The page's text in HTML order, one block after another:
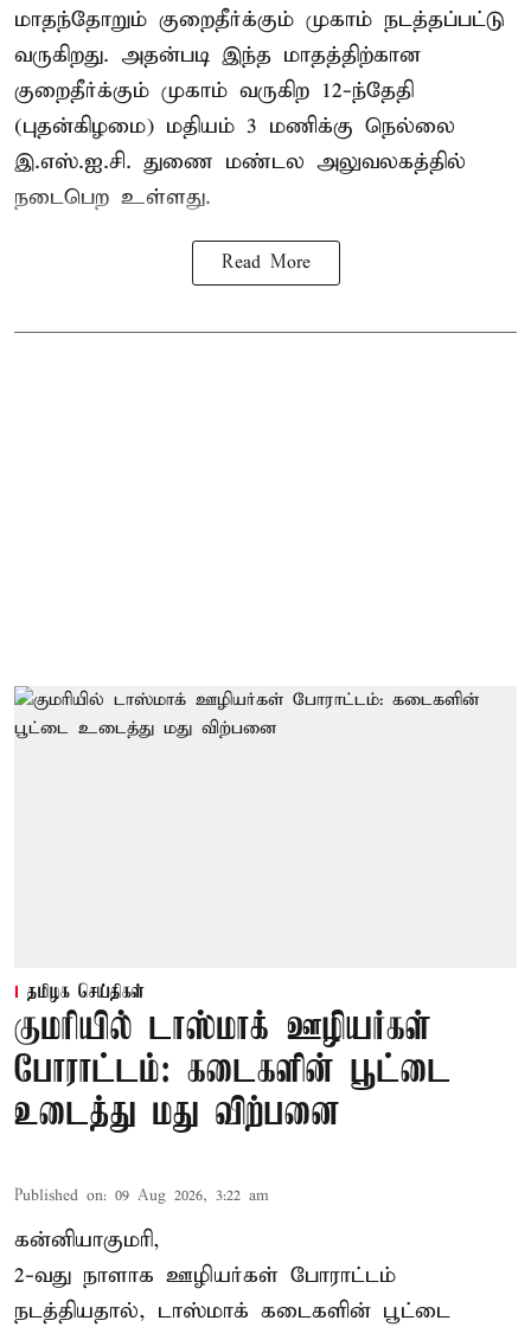
மாதந்தோறும் குறைதீர்க்கும் முகாம் நடத்தப்பட்டு
வருகிறது. அதன்படி இந்த மாதத்திற்கான
குறைதீர்க்கும் முகாம் வருகிற 12-ந்தேதி
(புதன்கிழமை) மதியம் 3 மணிக்கு நெல்லை
இ.எஸ்.ஐ.சி. துணை மண்டல அலுவலகத்தில்
நடைபெற உள்ளது.
Read More
தமிழக செய்திகள்
குமரியில் டாஸ்மாக் ஊழியர்கள்
போராட்டம்: கடைகளின் பூட்டை
உடைத்து மது விற்பனை
Published on: 09 Aug 2026, 3:22 am
கன்னியாகுமரி,
2-வது நாளாக ஊழியர்கள் போராட்டம்
நடத்தியதால், டாஸ்மாக் கடைகளின் பூட்டை